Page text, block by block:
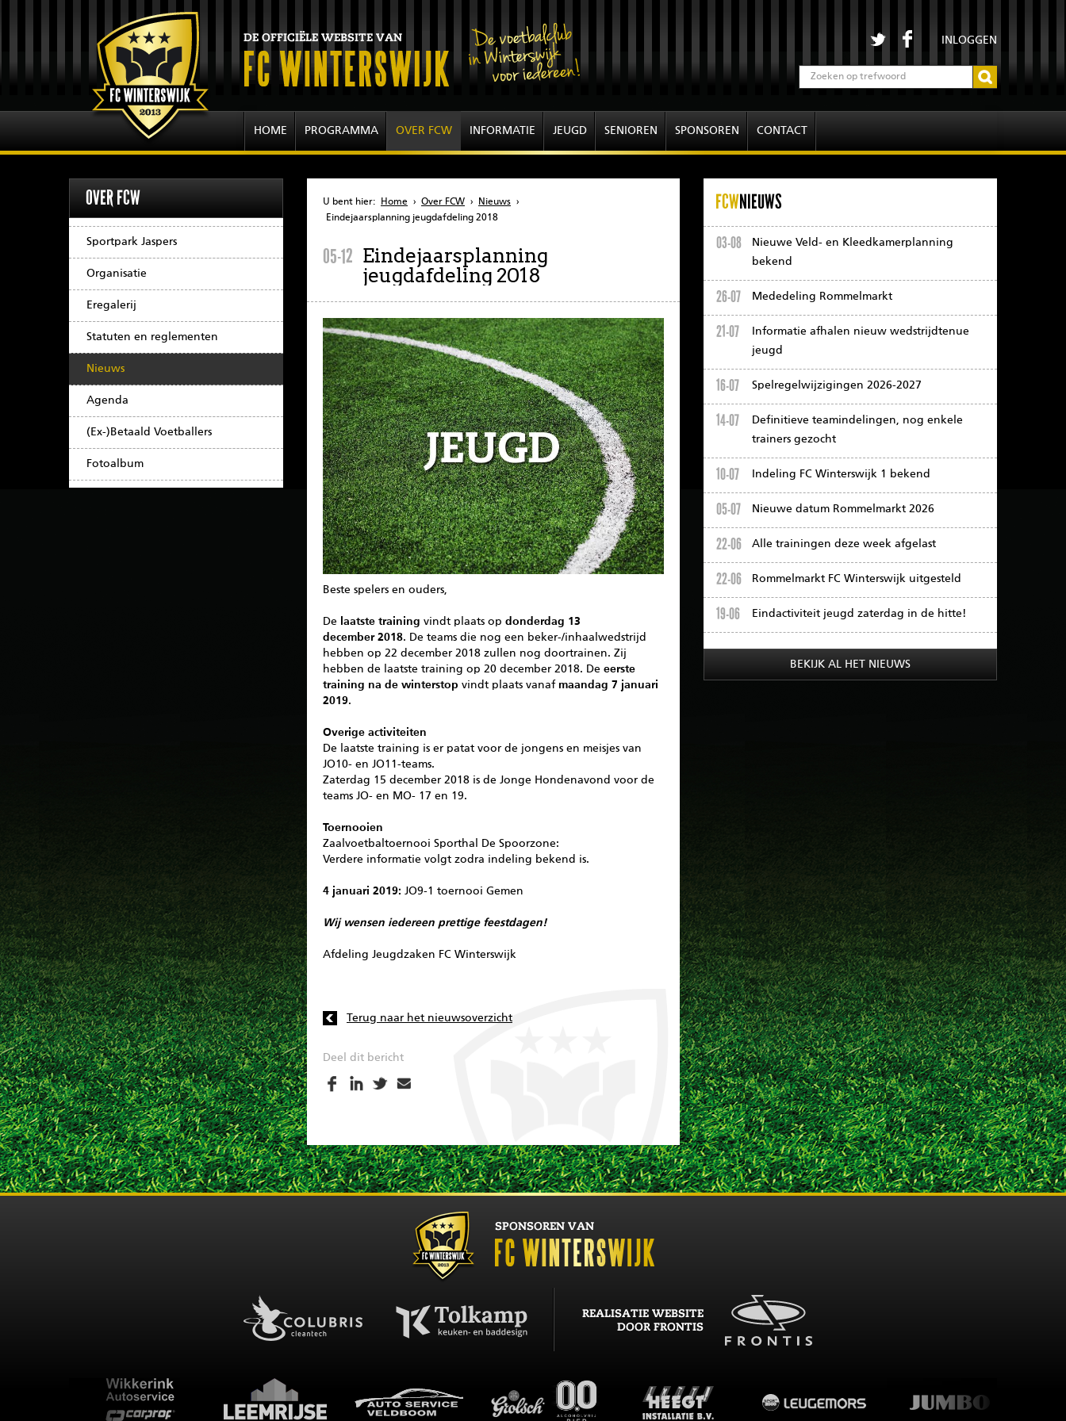
INLOGGEN
HOME PROGRAMMA OVER FCW INFORMATIE JEUGD SENIOREN SPONSOREN CONTACT
OVER FCW
Sportpark Jaspers
Organisatie
Eregalerij
Statuten en reglementen
Nieuws
Agenda
(Ex-)Betaald Voetballers
Fotoalbum
U bent hier: Home › Over FCW › Nieuws ›
Eindejaarsplanning jeugdafdeling 2018
05-12 Eindejaarsplanning
jeugdafdeling 2018
Beste spelers en ouders,
De laatste training vindt plaats op donderdag 13
december 2018. De teams die nog een beker-/inhaalwedstrijd
hebben op 22 december 2018 zullen nog doortrainen. Zij
hebben de laatste training op 20 december 2018. De eerste
training na de winterstop vindt plaats vanaf maandag 7 januari
2019.
Overige activiteiten
De laatste training is er patat voor de jongens en meisjes van
JO10- en JO11-teams.
Zaterdag 15 december 2018 is de Jonge Hondenavond voor de
teams JO- en MO- 17 en 19.
Toernooien
Zaalvoetbaltoernooi Sporthal De Spoorzone:
Verdere informatie volgt zodra indeling bekend is.
4 januari 2019: JO9-1 toernooi Gemen
Wij wensen iedereen prettige feestdagen!
Afdeling Jeugdzaken FC Winterswijk
Terug naar het nieuwsoverzicht
Deel dit bericht
FCWNIEUWS
03-08
Nieuwe Veld- en Kleedkamerplanning
bekend
26-07 Mededeling Rommelmarkt
21-07
Informatie afhalen nieuw wedstrijdtenue
jeugd
16-07 Spelregelwijzigingen 2026-2027
14-07
Definitieve teamindelingen, nog enkele
trainers gezocht
10-07 Indeling FC Winterswijk 1 bekend
05-07 Nieuwe datum Rommelmarkt 2026
22-06 Alle trainingen deze week afgelast
22-06 Rommelmarkt FC Winterswijk uitgesteld
19-06 Eindactiviteit jeugd zaterdag in de hitte!
BEKIJK AL HET NIEUWS